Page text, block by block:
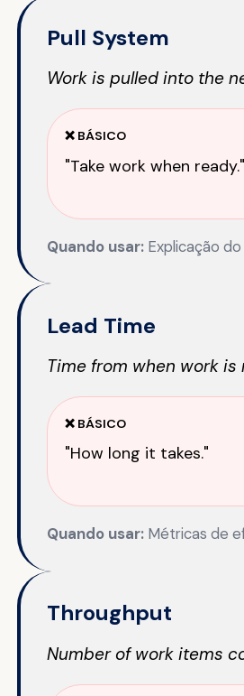
Pull System
Work is pulled into the
❌ BÁSICO
"Take work when ready."
Quando usar:Explicação do
Lead Time
Time from when work
❌ BÁSICO
"How long it takes."
Quando usar:Métricas de
Throughput
Number of work items